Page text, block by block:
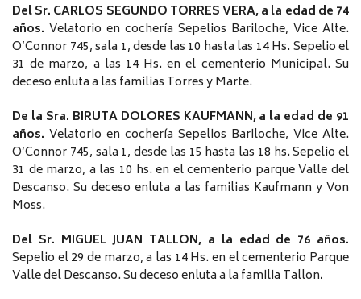
Del Sr. CARLOS SEGUNDO TORRES VERA, a la edad de 74
años. Velatorio en cochería Sepelios Bariloche, Vice Alte.
O’Connor 745, sala 1, desde las 10 hasta las 14 Hs. Sepelio el
31 de marzo, a las 14 Hs. en el cementerio Municipal. Su
deceso enluta a las familias Torres y Marte.
De la Sra. BIRUTA DOLORES KAUFMANN, a la edad de 91
años. Velatorio en cochería Sepelios Bariloche, Vice Alte.
O’Connor 745, sala 1, desde las 15 hasta las 18 hs. Sepelio el
31 de marzo, a las 10 hs. en el cementerio parque Valle del
Descanso. Su deceso enluta a las familias Kaufmann y Von
Moss.
Del Sr. MIGUEL JUAN TALLON, a la edad de 76 años.
Sepelio el 29 de marzo, a las 14 Hs. en el cementerio Parque
Valle del Descanso. Su deceso enluta a la familia Tallon.